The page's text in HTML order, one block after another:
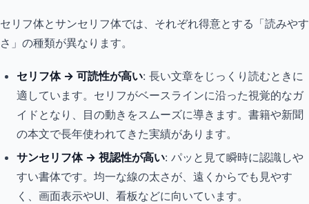
セリフ体とサンセリフ体では、それぞれ得意とする「読みやす
さ」の種類が異なります。
セリフ体 → 可読性が高い: 長い文章をじっくり読むときに
適しています。セリフがベースラインに沿った視覚的なガ
イドとなり、目の動きをスムーズに導きます。書籍や新聞
の本文で長年使われてきた実績があります。
サンセリフ体 → 視認性が高い: パッと見て瞬時に認識しや
すい書体です。均一な線の太さが、遠くからでも見やす
く、画面表示やUI、看板などに向いています。